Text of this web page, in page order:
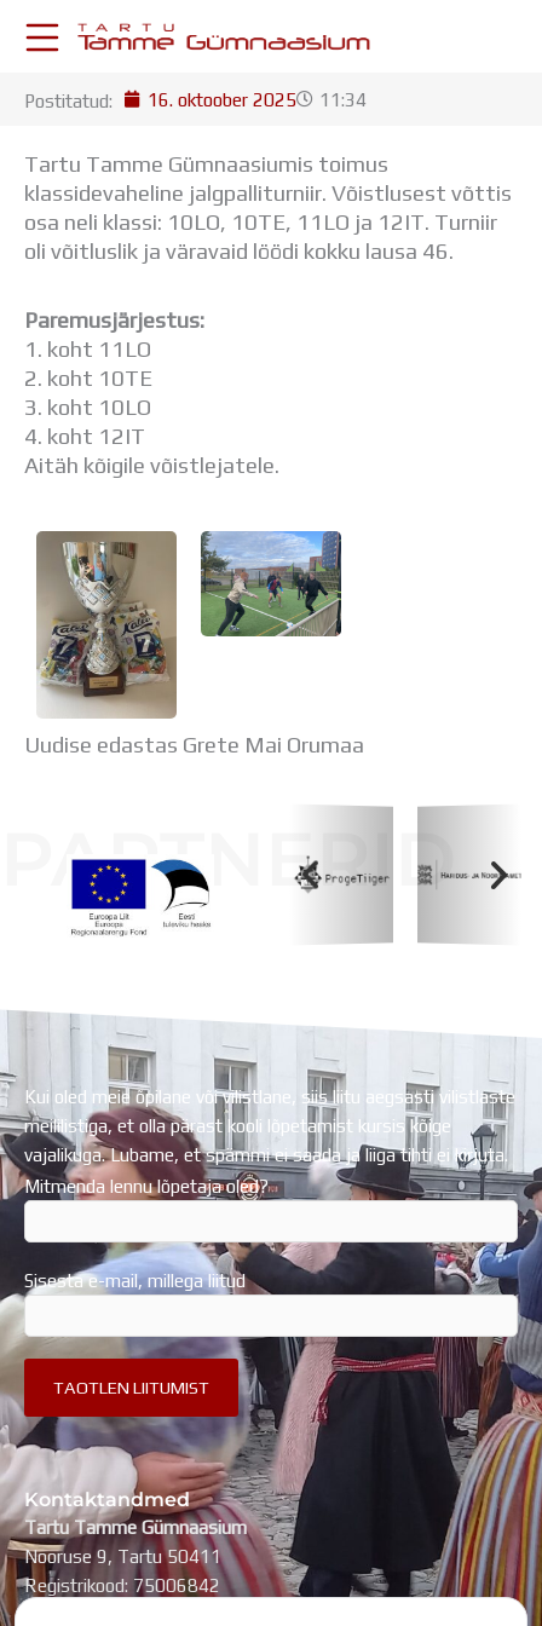
KESKKONNAD
Postkast
Drive
Tamme TV
Tamme Leht
Koorilaul
ÕPPETÖÖ
Tunniplaan
Aastaplaan
Õppekava
Ainepassid
Õpilastööd (UPT)
Distantsõpe
Kodukord
Projektid
ÜLDINFO
Sisseastumine
Meie kool
Dokumendid
Virtuaaltuur
Õpilasesindus
Kontaktid
Postitatud: 16. oktoober 2025 11:34
Tartu Tamme Gümnaasiumis toimus
klassidevaheline jalgpalliturniir. Võistlusest võttis
osa neli klassi: 10LO, 10TE, 11LO ja 12IT. Turniir
oli võitluslik ja väravaid löödi kokku lausa 46.
Paremusjärjestus:
1. koht 11LO
2. koht 10TE
3. koht 10LO
4. koht 12IT
Aitäh kõigile võistlejatele.
Uudise edastas Grete Mai Orumaa
PARTNERID
Kui oled meie õpilane või vilistlane, siis liitu aegsasti vilistlaste
meililistiga, et olla pärast kooli lõpetamist kursis kõige
vajalikuga. Lubame, et spämmi ei saada ja liiga tihti ei kirjuta.
Mitmenda lennu lõpetaja oled?
Sisesta e-mail, millega liitud
Kontaktandmed
Tartu Tamme Gümnaasium
Nooruse 9, Tartu 50411
Registrikood: 75006842